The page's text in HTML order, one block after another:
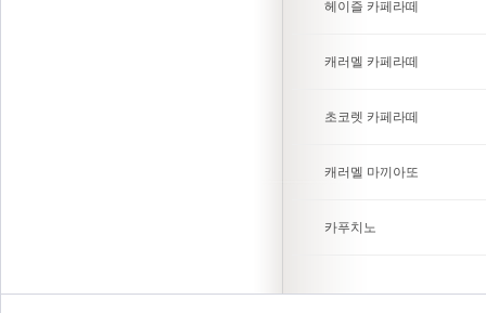
헤이즐 카페라떼
캐러멜 카페라떼
초코렛 카페라떼
캐러멜 마끼아또
카푸치노